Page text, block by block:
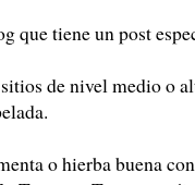
que tiene un post
de nivel medio o
o hierba buena